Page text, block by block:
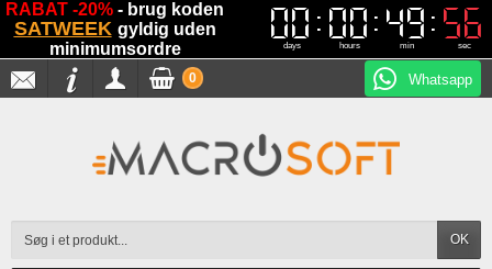
RABAT -20% - brug koden
SATWEEK gyldig uden
minimumsordre
00
00
days
00
00
hours
49
49
min
56
56
sec
Whatsapp
OK
0